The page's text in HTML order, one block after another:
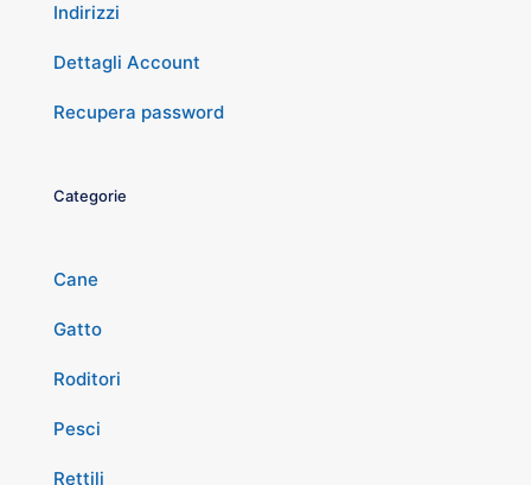
Indirizzi
Dettagli Account
Recupera password
Categorie
Cane
Gatto
Roditori
Pesci
Rettili